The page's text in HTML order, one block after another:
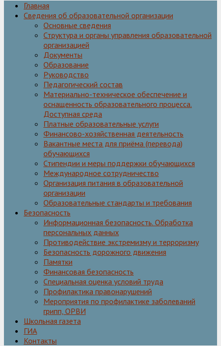
Главная
Сведения об образовательной организации
Основные сведения
Структура и органы управления образовательной
организацией
Документы
Образование
Руководство
Педагогический состав
Материально-техническое обеспечение и
оснащенность образовательного процесса.
Доступная среда
Платные образовательные услуги
Финансово-хозяйственная деятельность
Вакантные места для приёма (перевода)
обучающихся
Стипендии и меры поддержки обучающихся
Международное сотрудничество
Организация питания в образовательной
организации
Образовательные стандарты и требования
Безопасность
Информационная безопасность. Обработка
персональных данных
Противодействие экстремизму и терроризму
Безопасность дорожного движения
Памятки
Финансовая безопасность
Специальная оценка условий труда
Профилактика правонарушений
Мероприятия по профилактике заболеваний
грипп, ОРВИ
Школьная газета
ГИА
Контакты